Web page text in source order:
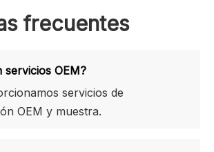
frecuentes
servicios OEM?
servicios de
OEM y muestra.